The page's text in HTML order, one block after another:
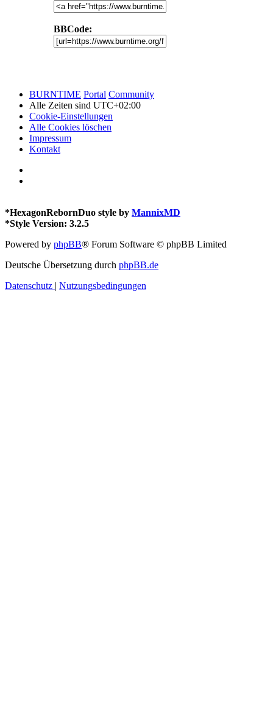
BBCode:
BURNTIME Portal Community
Alle Zeiten sind UTC+02:00
Cookie-Einstellungen
Alle Cookies löschen
Impressum
Kontakt
*HexagonRebornDuo style by MannixMD
*Style Version: 3.2.5
Powered by phpBB® Forum Software © phpBB Limited
Deutsche Übersetzung durch phpBB.de
Datenschutz | Nutzungsbedingungen